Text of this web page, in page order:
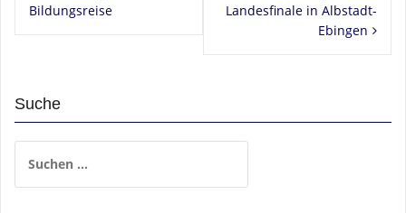
Bildungsreise
Landesfinale in Albstadt-
Ebingen
Suche
nach: